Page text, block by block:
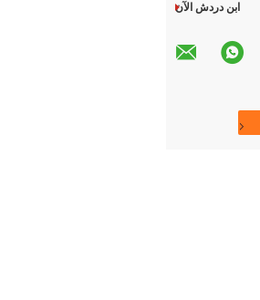
ابن دردش الآن